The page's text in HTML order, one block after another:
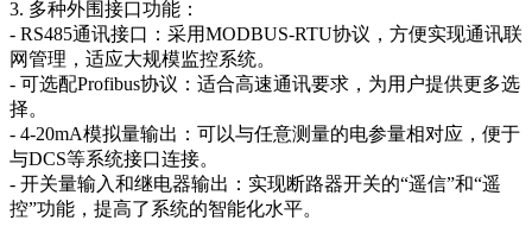
3. 多种外围接口功能：
- RS485通讯接口：采用MODBUS-RTU协议，方便实现通讯联
网管理，适应大规模监控系统。
- 可选配Profibus协议：适合高速通讯要求，为用户提供更多选
择。
- 4-20mA模拟量输出：可以与任意测量的电参量相对应，便于
与DCS等系统接口连接。
- 开关量输入和继电器输出：实现断路器开关的“遥信”和“遥
控”功能，提高了系统的智能化水平。